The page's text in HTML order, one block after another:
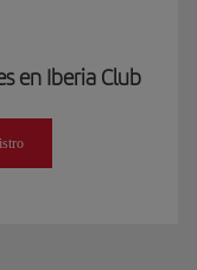
en Iberia Club